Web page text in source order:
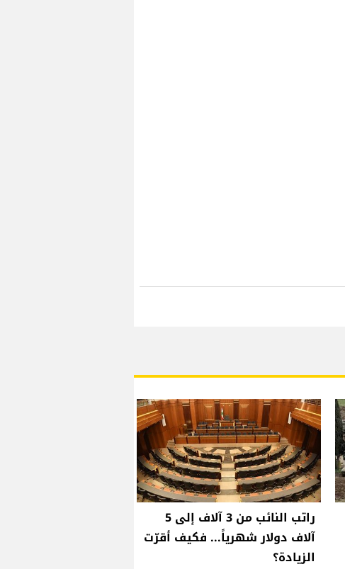
راتب النائب من 3 آلاف إلى 5
آلاف دولار شهرياً... فكيف أقرّت
الزيادة؟